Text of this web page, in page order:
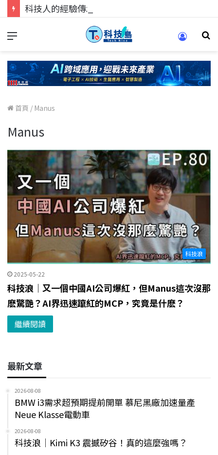
首頁 / Manus
Manus
科技浪
2025-05-22
科技浪｜又一個中國AI公司爆紅，但Manus這次沒那
麽驚艷？AI界迅速躥紅的MCP，究竟是什麽？
繼續閱讀
最新文章
2026-08-08
BMW i3需求超預期提前開單 慕尼黑廠加速量產
Neue Klasse電動車
2026-08-08
科技浪｜Kimi K3 震撼矽谷！真的這麼強嗎？